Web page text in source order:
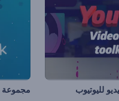
لليوتيوب مجموعة